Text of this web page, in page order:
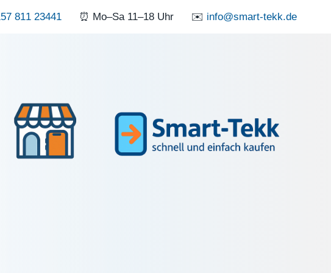
811 23441 ⏰ Mo–Sa 11–18 Uhr ✉️ info@smart-tekk.de